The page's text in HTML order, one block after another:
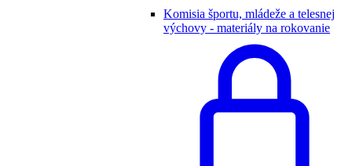
Komisia športu, mládeže a telesnej
výchovy - materiály na rokovanie